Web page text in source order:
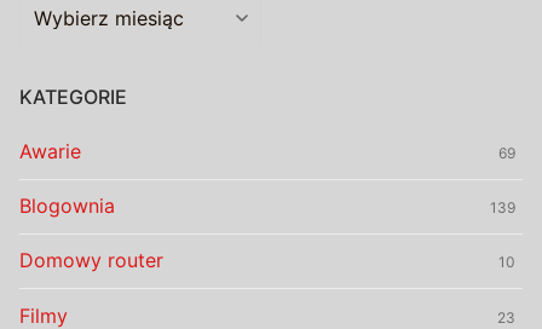
Archiwalia
KATEGORIE
Awarie 69
Blogownia 139
Domowy router 10
Filmy 23